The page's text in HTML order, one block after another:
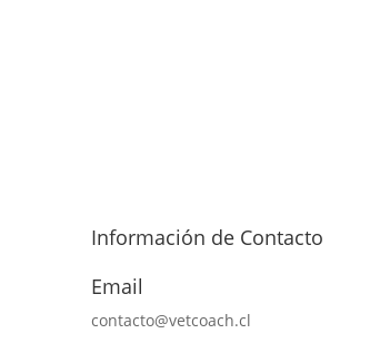
Información de Contacto
Email
contacto@vetcoach.cl